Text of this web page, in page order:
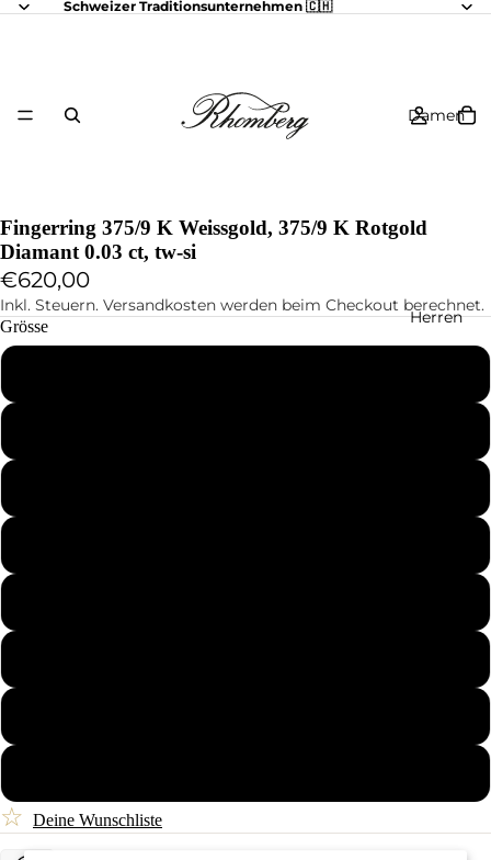
Schweizer Traditionsunternehmen 🇨🇭
Damen
Herren
Fingerring 375/9 K Weissgold, 375/9 K Rotgold
Diamant 0.03 ct, tw-si
€620,00
Inkl. Steuern. Versandkosten werden beim Checkout berechnet.
Grösse
☆ Deine Wunschliste